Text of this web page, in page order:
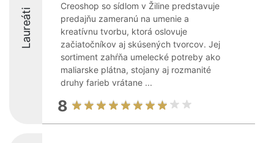
Laureáti
Creoshop so sídlom v Žiline predstavuje
predajňu zameranú na umenie a
kreatívnu tvorbu, ktorá oslovuje
začiatočníkov aj skúsených tvorcov. Jej
sortiment zahŕňa umelecké potreby ako
maliarske plátna, stojany aj rozmanité
druhy farieb vrátane ...
8